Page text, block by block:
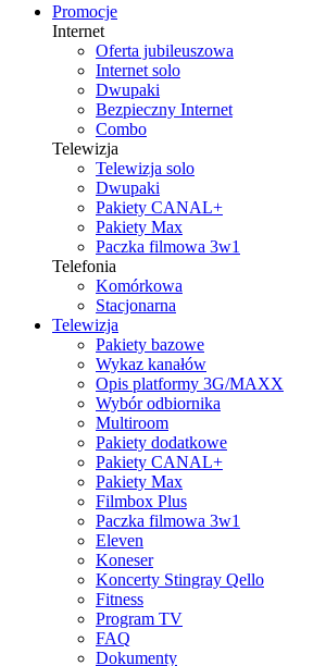
Promocje
Internet
Oferta jubileuszowa
Internet solo
Dwupaki
Bezpieczny Internet
Combo
Telewizja
Telewizja solo
Dwupaki
Pakiety CANAL+
Pakiety Max
Paczka filmowa 3w1
Telefonia
Komórkowa
Stacjonarna
Telewizja
Pakiety bazowe
Wykaz kanałów
Opis platformy 3G/MAXX
Wybór odbiornika
Multiroom
Pakiety dodatkowe
Pakiety CANAL+
Pakiety Max
Filmbox Plus
Paczka filmowa 3w1
Eleven
Koneser
Koncerty Stingray Qello
Fitness
Program TV
FAQ
Dokumenty